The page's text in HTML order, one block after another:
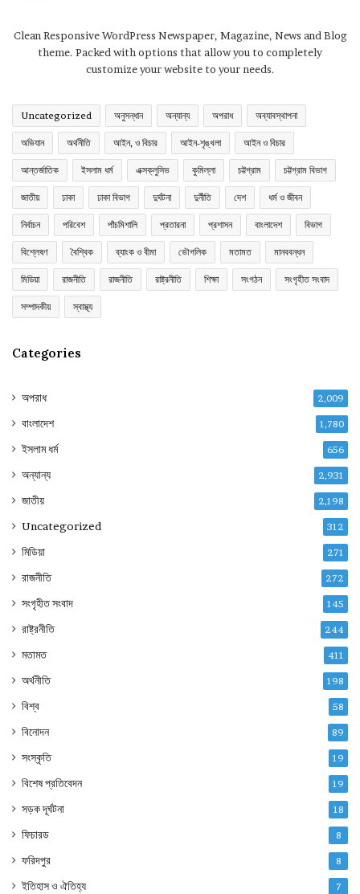
Clean Responsive WordPress Newspaper, Magazine, News and Blog
theme. Packed with options that allow you to completely
customize your website to your needs.
Uncategorized অনুসন্ধান অন্যান্য অপরাধ অব্যাবস্থাপনা
অভিযান অর্থনীতি আইন, ও বিচার আইন-শৃঙ্খলা আইন ও বিচার
আন্তর্জাতিক ইসলাম ধর্ম এক্সক্লুসিভ কুমিল্লা চট্টগ্রাম চট্টগ্রাম বিভাগ
জাতীয় ঢাকা ঢাকা বিভাগ দুর্ঘটনা দুর্নীতি দেশ ধর্ম ও জীবন
নির্বাচন পরিবেশ পাঁচমিশালি প্রতারনা প্রশাসন বাংলাদেশ বিভাগ
বিশ্লেষণ বৈশ্বিক ব্যাংক ও বীমা ভৌগলিক মতামত মানববন্ধন
মিডিয়া রাজনীতি রাজনীতি রাষ্ট্রনীতি শিক্ষা সংগঠন সংগৃহীত সংবাদ
সম্পাদকীয় স্বাস্থ্য
Categories
অপরাধ 2,009
বাংলাদেশ 1,780
ইসলাম ধর্ম 656
অন্যান্য 2,931
জাতীয় 2,198
Uncategorized 312
মিডিয়া 271
রাজনীতি 272
সংগৃহীত সংবাদ 145
রাষ্ট্রনীতি 244
মতামত 411
অর্থনীতি 198
বিশ্ব 58
বিনোদন 89
সংস্কৃতি 19
বিশেষ প্রতিবেদন 19
সড়ক দূর্ঘটনা 18
ফিচারড 8
ফরিদপুর 8
ইতিহাস ও ঐতিহ্য 7